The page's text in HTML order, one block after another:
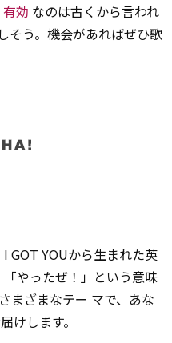
有効 なのは古くから言われ
う。機会があればぜひ歌
GOT YOUから生まれた英
やったぜ！」という意味
まざまなテー マで、あな
けします。